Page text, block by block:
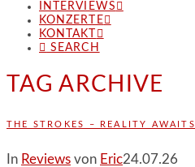
INTERVIEWS
KONZERTE
KONTAKT
SEARCH
TAG ARCHIVE
THE STROKES – REALITY AWAITS
In Reviews von Eric24.07.26